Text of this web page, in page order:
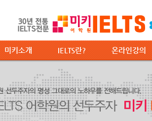
미키소개 IELTS란? 온라인강의